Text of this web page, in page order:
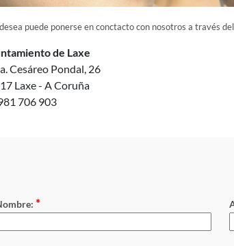
puede ponerse en conctacto con nosotros a través
de Laxe
Cesáreo Pondal, 26
Laxe - A Coruña
706 903
*